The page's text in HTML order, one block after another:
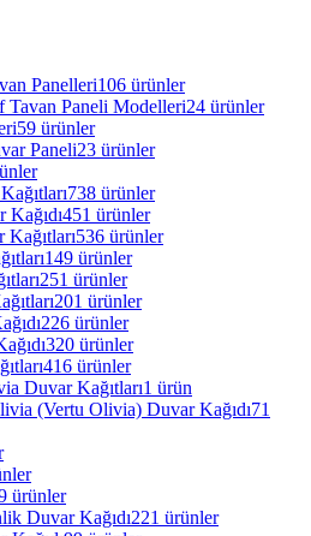
Panelleri106 ürünler
Tavan Paneli Modelleri24 ürünler
59 ürünler
Paneli23 ürünler
738 ürünler
451 ürünler
536 ürünler
149 ürünler
251 ürünler
201 ürünler
226 ürünler
320 ürünler
416 ürünler
Duvar Kağıtları1 ürün
(Vertu Olivia) Duvar Kağıdı71
ürünler
Duvar Kağıdı221 ürünler